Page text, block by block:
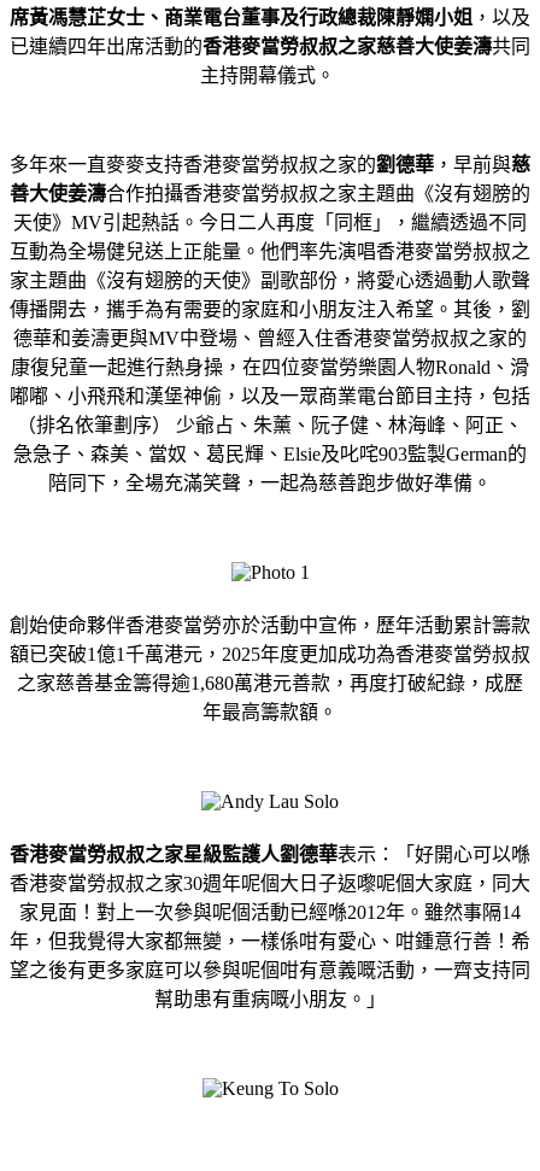
席黃馮慧芷女士、商業電台董事及行政總裁陳靜嫻小姐 ，以及
已連續四年出席活動的香港麥當勞叔叔之家慈善大使姜濤共同
主持開幕儀式。
多年來一直麥麥支持香港麥當勞叔叔之家的劉德華 ，早前與慈
善大使姜濤合作拍攝香港麥當勞叔叔之家主題曲《沒有翅膀的
天使》MV引起熱話。今日二人再度「同框」，繼續透過不同
互動為全場健兒送上正能量。他們率先演唱香港麥當勞叔叔之
家主題曲《沒有翅膀的天使》副歌部份，將愛心透過動人歌聲
傳播開去，攜手為有需要的家庭和小朋友注入希望。其後，劉
德華和姜濤更與MV中登場、曾經入住香港麥當勞叔叔之家的
康復兒童一起進行熱身操，在四位麥當勞樂園人物Ronald、滑
嘟嘟、小飛飛和漢堡神偷，以及一眾商業電台節目主持，包括
（排名依筆劃序） 少爺占、朱薰、阮子健、林海峰、阿正、
急急子、森美、當奴、葛民輝、Elsie及叱咤903監製German的
陪同下，全場充滿笑聲，一起為慈善跑步做好準備。
創始使命夥伴香港麥當勞亦於活動中宣佈，歷年活動累計籌款
額已突破1億1千萬港元，2025年度更加成功為香港麥當勞叔叔
之家慈善基金籌得逾1,680萬港元善款，再度打破紀錄，成歷
年最高籌款額。
香港麥當勞叔叔之家星級監護人劉德華表示：「好開心可以喺
香港麥當勞叔叔之家30週年呢個大日子返嚟呢個大家庭，同大
家見面！對上一次參與呢個活動已經喺2012年。雖然事隔14
年，但我覺得大家都無變，一樣係咁有愛心、咁鍾意行善！希
望之後有更多家庭可以參與呢個咁有意義嘅活動，一齊支持同
幫助患有重病嘅小朋友。」